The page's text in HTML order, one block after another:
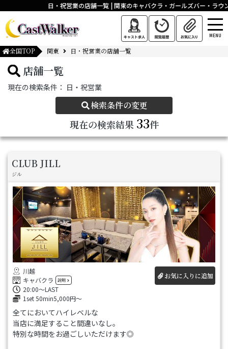
日・祝営業の店舗一覧 | 関東のキャバクラ・ガールズバー・ラウ
MENU
全国TOP 関東 日・祝営業の店舗一覧
店舗一覧
現在の検索条件： 日・祝営業
検索条件の変更
現在の検索結果 33件
CLUB JILL
ジル
川越
キャバクラ
説明
20:00〜LAST
1set 50min5,000円～
お気に入りに追加
全てにおいてハイレベルな
当店に満足すること間違いなし。
特別な時間をお過ごしいただけます◎